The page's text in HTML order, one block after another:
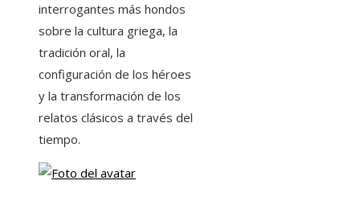
interrogantes más hondos
sobre la cultura griega, la
tradición oral, la
configuración de los héroes
y la transformación de los
relatos clásicos a través del
tiempo.